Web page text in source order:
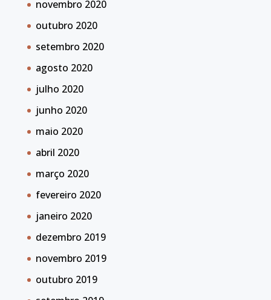
novembro 2020
outubro 2020
setembro 2020
agosto 2020
julho 2020
junho 2020
maio 2020
abril 2020
março 2020
fevereiro 2020
janeiro 2020
dezembro 2019
novembro 2019
outubro 2019